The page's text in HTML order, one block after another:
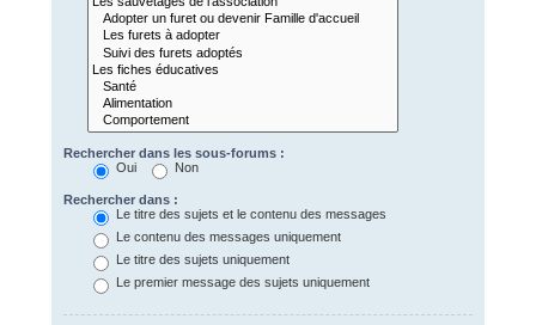
Rechercher dans les sous-forums :
Oui
Non
Rechercher dans :
Le titre des sujets et le contenu des messages
Le contenu des messages uniquement
Le titre des sujets uniquement
Le premier message des sujets uniquement